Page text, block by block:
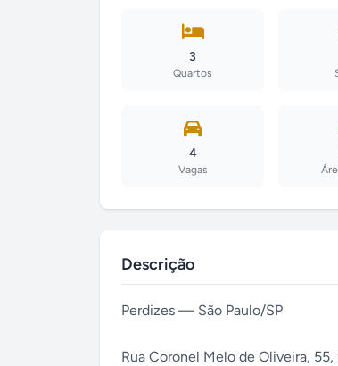
3
Quartos
4
Vagas
Descrição
Perdizes — São Paulo/SP
Rua Coronel Melo de Oliveira,